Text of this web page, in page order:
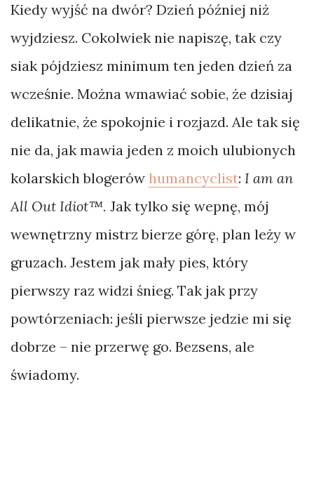
Kiedy wyjść na dwór? Dzień później niż
wyjdziesz. Cokolwiek nie napiszę, tak czy
siak pójdziesz minimum ten jeden dzień za
wcześnie. Można wmawiać sobie, że dzisiaj
delikatnie, że spokojnie i rozjazd. Ale tak się
nie da, jak mawia jeden z moich ulubionych
kolarskich blogerów humancyclist: I am an
All Out Idiot™. Jak tylko się wepnę, mój
wewnętrzny mistrz bierze górę, plan leży w
gruzach. Jestem jak mały pies, który
pierwszy raz widzi śnieg. Tak jak przy
powtórzeniach: jeśli pierwsze jedzie mi się
dobrze – nie przerwę go. Bezsens, ale
świadomy.